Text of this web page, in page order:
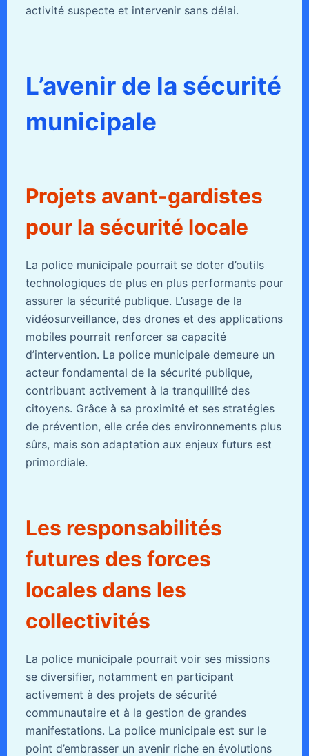
activité suspecte et intervenir sans délai.
L’avenir de la sécurité
municipale
Projets avant-gardistes
pour la sécurité locale
La police municipale pourrait se doter d’outils
technologiques de plus en plus performants pour
assurer la sécurité publique. L’usage de la
vidéosurveillance, des drones et des applications
mobiles pourrait renforcer sa capacité
d’intervention. La police municipale demeure un
acteur fondamental de la sécurité publique,
contribuant activement à la tranquillité des
citoyens. Grâce à sa proximité et ses stratégies
de prévention, elle crée des environnements plus
sûrs, mais son adaptation aux enjeux futurs est
primordiale.
Les responsabilités
futures des forces
locales dans les
collectivités
La police municipale pourrait voir ses missions
se diversifier, notamment en participant
activement à des projets de sécurité
communautaire et à la gestion de grandes
manifestations. La police municipale est sur le
point d’embrasser un avenir riche en évolutions